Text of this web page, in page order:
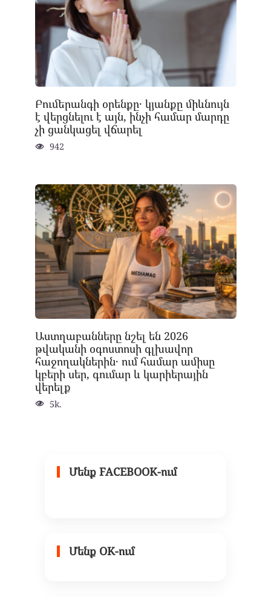
Բումերանգի օրենքը․ կյանքը միևնույն
է վերցնելու է այն, ինչի համար մարդը
չի ցանկացել վճարել
942
Աստղաբանները նշել են 2026
թվականի օգոստոսի գլխավոր
հաջողակներին․ ում համար ամիսը
կբերի սեր, գումար և կարիերային
վերելք
5k.
Մենք FACEBOOK-ում
Մենք OK-ում